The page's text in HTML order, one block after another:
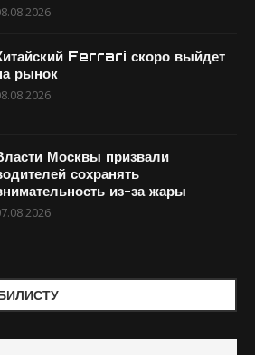
Ferrari скоро выйдет
рынок
Москвы призвали
сохранять
из-за жары